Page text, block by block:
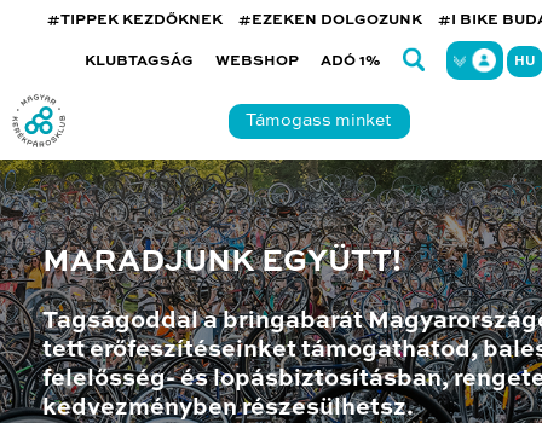
#TIPPEK KEZDŐKNEK #EZEKEN DOLGOZUNK #I BIKE
KLUBTAGSÁG WEBSHOP ADÓ 1% HU
Támogass minket
MARADJUNK EGYÜTT!
Tagságoddal a bringabarát
tett erőfeszítéseinket támogathatod,
felelősség- és lopásbiztosításban,
kedvezményben részesülhetsz.